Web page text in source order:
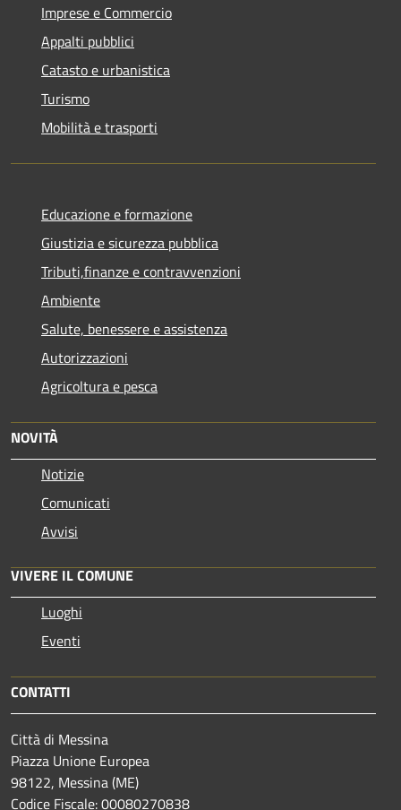
Imprese e Commercio
Appalti pubblici
Catasto e urbanistica
Turismo
Mobilità e trasporti
Educazione e formazione
Giustizia e sicurezza pubblica
Tributi,finanze e contravvenzioni
Ambiente
Salute, benessere e assistenza
Autorizzazioni
Agricoltura e pesca
NOVITÀ
Notizie
Comunicati
Avvisi
VIVERE IL COMUNE
Luoghi
Eventi
CONTATTI
Città di Messina
Piazza Unione Europea
98122, Messina (ME)
Codice Fiscale: 00080270838